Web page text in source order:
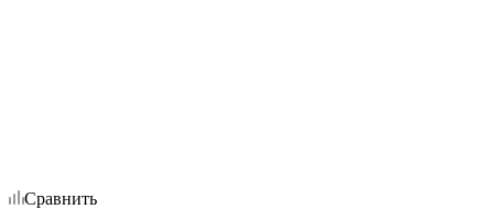
Сравнить